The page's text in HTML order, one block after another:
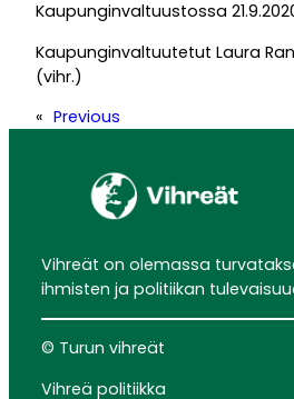
Kaupunginvaltuustossa
Kaupunginvaltuutetut Laura
(vihr.)
« Previous
Vihreät on olemassa
ihmisten ja politiikan
© Turun vihreät
Vihreä politiikka